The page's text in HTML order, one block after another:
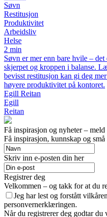
Søvn
Restitusjon
Produktivitet
Arbeidsliv
Helse
2 min
Søvn er mer enn bare hvile –
skjerpet og kroppen i balanse.
bevisst restitusjon kan gi deg
høyere produktivitet på kontoret.
Egill Reitan
Egill
Reitan
Få inspirasjon og nyheter – meld
Få inspirasjon, kunnskap og
Skriv inn e-posten din her
Registrer deg
Velkommen – og takk for at du
Jeg har lest og forstått
personvernerklæringen.
Når du registrerer deg godtar